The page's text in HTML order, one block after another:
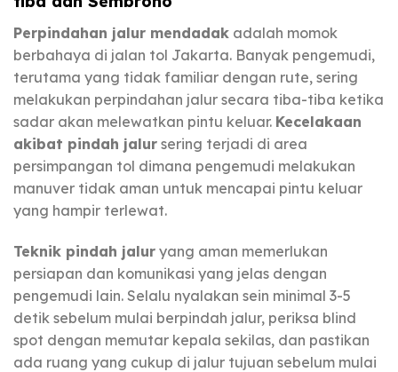
Perpindahan jalur mendadak adalah momok
berbahaya di jalan tol Jakarta. Banyak pengemudi,
terutama yang tidak familiar dengan rute, sering
melakukan perpindahan jalur secara tiba-tiba ketika
sadar akan melewatkan pintu keluar. Kecelakaan
akibat pindah jalur sering terjadi di area
persimpangan tol dimana pengemudi melakukan
manuver tidak aman untuk mencapai pintu keluar
yang hampir terlewat.
Teknik pindah jalur yang aman memerlukan
persiapan dan komunikasi yang jelas dengan
pengemudi lain. Selalu nyalakan sein minimal 3-5
detik sebelum mulai berpindah jalur, periksa blind
spot dengan memutar kepala sekilas, dan pastikan
ada ruang yang cukup di jalur tujuan sebelum mulai